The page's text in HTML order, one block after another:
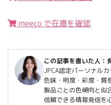
meeco で在庫を確認
この記事を書いた人：
JPCA認定パーソナルカ
色味・明度・彩度・質
製品ごとの色傾向と似
信頼できる情報発信を